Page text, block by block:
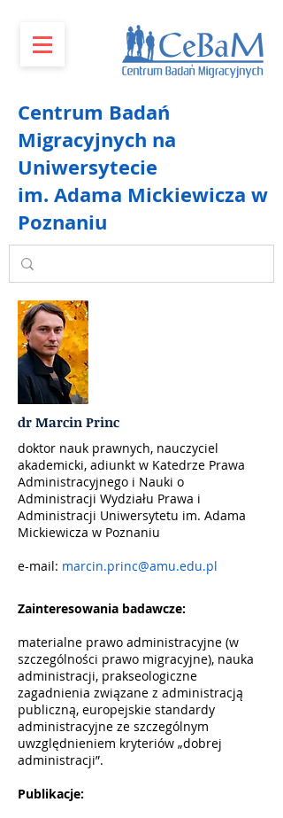
Centrum Badań
Migracyjnych na
Uniwersytecie
im. Adama Mickiewicza w
Poznaniu
dr Marcin Princ
doktor nauk prawnych, nauczyciel
akademicki, adiunkt w Katedrze Prawa
Administracyjnego i Nauki o
Administracji Wydziału Prawa i
Administracji Uniwersytetu im. Adama
Mickiewicza w Poznaniu
e-mail: marcin.princ@amu.edu.pl
Zainteresowania badawcze:
materialne prawo administracyjne (w
szczególności prawo migracyjne), nauka
administracji, prakseologiczne
zagadnienia związane z administracją
publiczną, europejskie standardy
administracyjne ze szczególnym
uwzględnieniem kryteriów „dobrej
administracji”.
Publikacje: